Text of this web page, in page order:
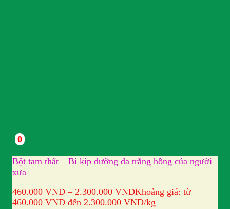
0
Bột tam thất – Bí kíp dưỡng da trắng hồng của người
xưa
460.000 VND – 2.300.000 VNDKhoảng giá: từ
460.000 VND đến 2.300.000 VND/kg